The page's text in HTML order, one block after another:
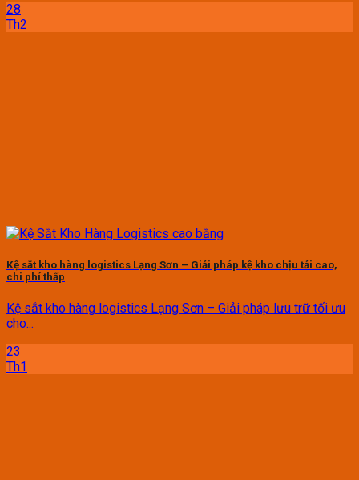
28
Th2
Kệ sắt kho hàng logistics Lạng Sơn – Giải pháp kệ kho chịu tải cao,
chi phí thấp
Kệ sắt kho hàng logistics Lạng Sơn – Giải pháp lưu trữ tối ưu
cho...
23
Th1